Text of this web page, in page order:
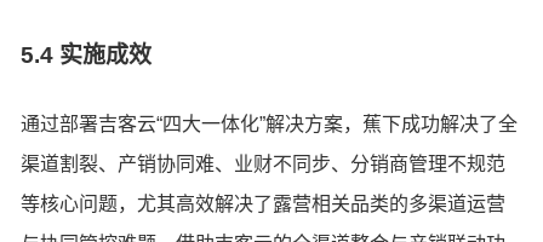
5.4 实施成效
通过部署吉客云“四大一体化”解决方案，蕉下成功解决了全
渠道割裂、产销协同难、业财不同步、分销商管理不规范
等核心问题，尤其高效解决了露营相关品类的多渠道运营